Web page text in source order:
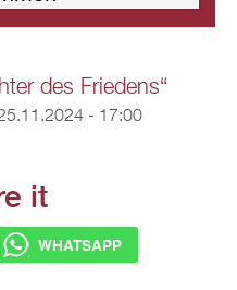
des Friedens“
- 17:00
it
WHATSAPP